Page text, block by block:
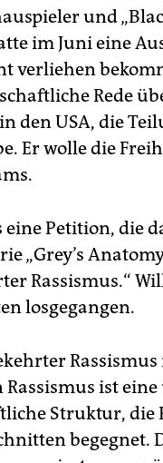
und
im Juni eine
verliehen
Rede
den USA, die
Er wolle die
eine Petition, die
„Grey’s
Rassismus.“
losgegangen.
ist
Struktur, die
begegnet.